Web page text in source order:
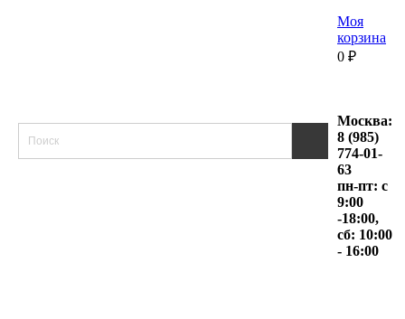
Моя
корзина
0 ₽
Москва:
8 (985)
774-01-
63
пн-пт: с
9:00
-18:00,
сб: 10:00
- 16:00